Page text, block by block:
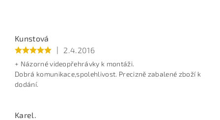
Kunstová
|
2.4.2016
+ Názorné videopřehrávky k montáži.
Dobrá komunikace,spolehlivost. Precizně zabalené zboží k
dodání.
Karel.